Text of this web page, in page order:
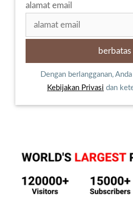
alamat email
Dengan berlangganan,
Kebijakan Privasi dan